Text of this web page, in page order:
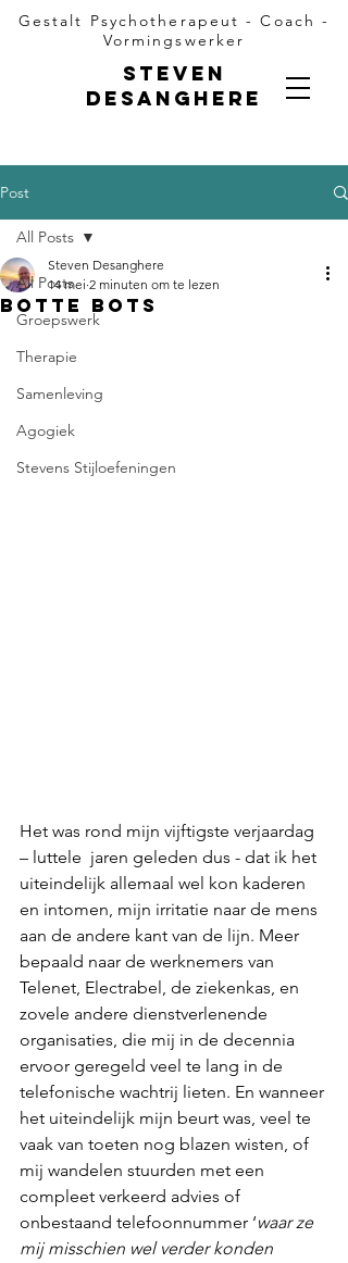
Steven
Desanghere
Gestalt Psychotherapeut - Coach -
Vormingswerker
Post
All Posts
Groepswerk
Therapie
Samenleving
Agogiek
Stevens Stijloefeningen
All Posts
Botte Bots
Steven Desanghere
14 mei 2 minuten om te lezen
Het was rond mijn vijftigste verjaardag
– luttele  jaren geleden dus - dat ik het
uiteindelijk allemaal wel kon kaderen
en intomen, mijn irritatie naar de mens
aan de andere kant van de lijn. Meer
bepaald naar de werknemers van
Telenet, Electrabel, de ziekenkas, en
zovele andere dienstverlenende
organisaties, die mij in de decennia
ervoor geregeld veel te lang in de
telefonische wachtrij lieten. En wanneer
het uiteindelijk mijn beurt was, veel te
vaak van toeten nog blazen wisten, of
mij wandelen stuurden met een
compleet verkeerd advies of
onbestaand telefoonnummer ‘waar ze
mij misschien wel verder konden